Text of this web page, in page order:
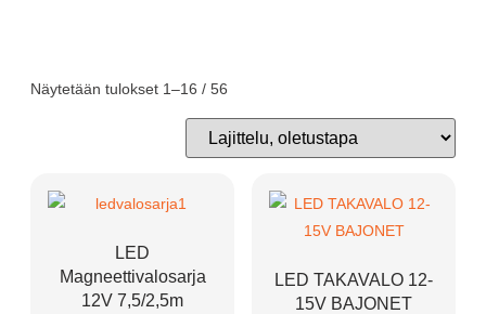
Näytetään tulokset 1–16 / 56
LED
Magneettivalosarja
12V 7,5/2,5m
LED TAKAVALO 12-
15V BAJONET